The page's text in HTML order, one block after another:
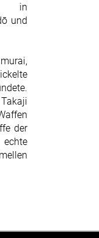
und
,
der